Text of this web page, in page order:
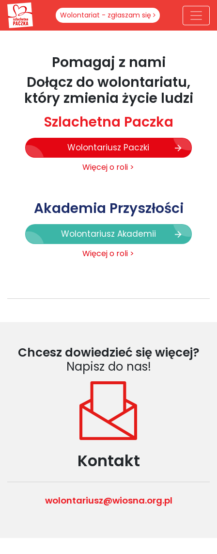
Wolontariat - zgłaszam się
Pomagaj z nami
Dołącz do wolontariatu,
który zmienia życie ludzi
Szlachetna Paczka
Wolontariusz Paczki
Więcej o roli >
Akademia Przyszłości
Wolontariusz Akademii
Więcej o roli >
Chcesz dowiedzieć się więcej?
Napisz do nas!
Kontakt
wolontariusz@wiosna.org.pl